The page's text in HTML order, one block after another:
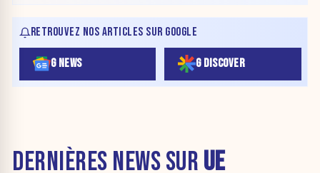
RETROUVEZ NOS ARTICLES SUR GOOGLE
G NEWS G DISCOVER
DERNIÈRES NEWS SUR UE